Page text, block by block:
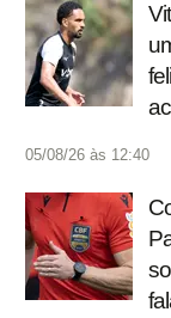
05/08/26 às 12:40